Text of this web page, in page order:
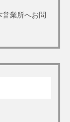
営業所へお問